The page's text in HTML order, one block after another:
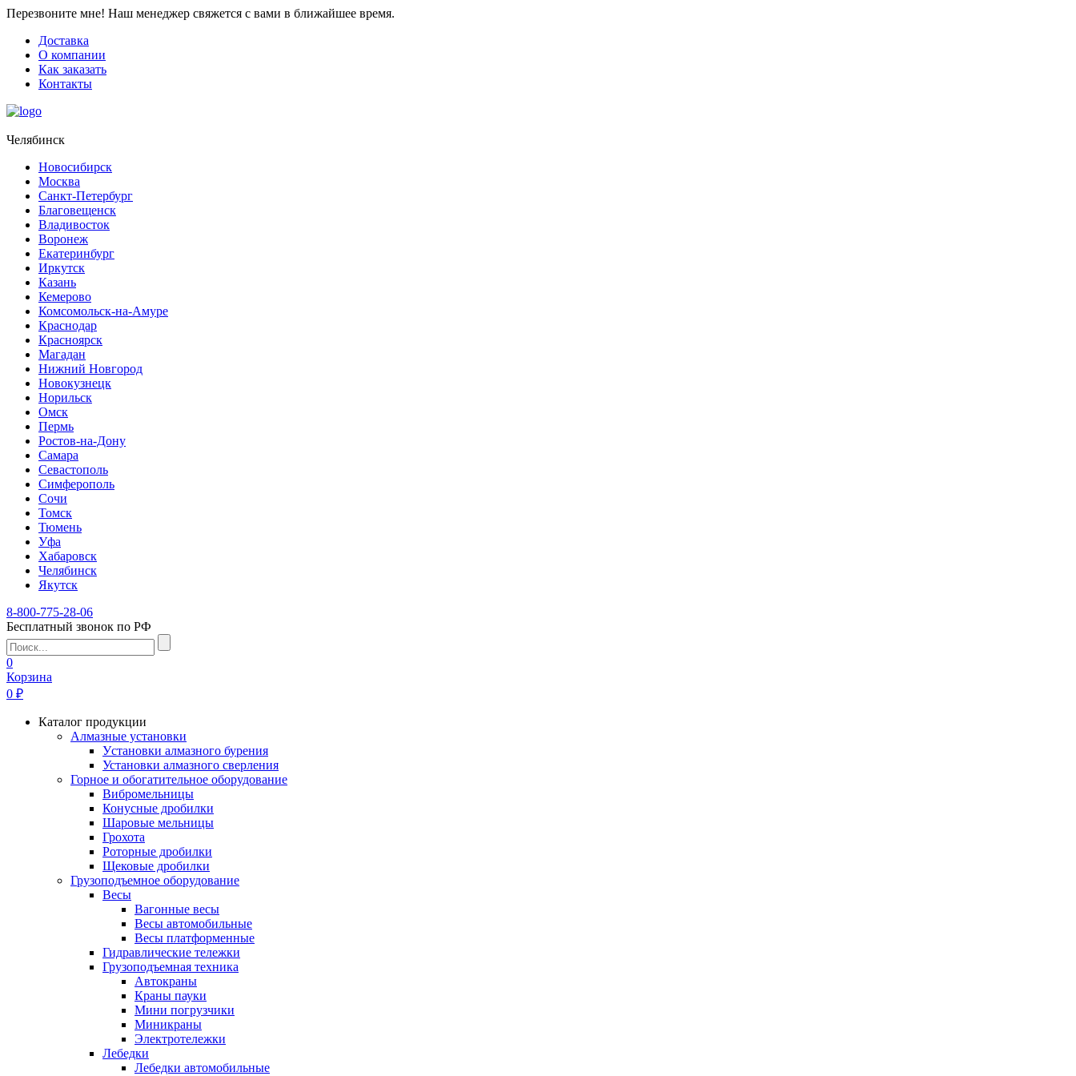
Перезвоните мне! Наш менеджер свяжется с вами в ближайшее время.
Доставка
О компании
Как заказать
Контакты
Челябинск
Новосибирск
Москва
Санкт-Петербург
Благовещенск
Владивосток
Воронеж
Екатеринбург
Иркутск
Казань
Кемерово
Комсомольск-на-Амуре
Краснодар
Красноярск
Магадан
Нижний Новгород
Новокузнецк
Норильск
Омск
Пермь
Ростов-на-Дону
Самара
Севастополь
Симферополь
Сочи
Томск
Тюмень
Уфа
Хабаровск
Челябинск
Якутск
8-800-775-28-06
Бесплатный звонок по РФ
0
Корзина
0 ₽
Каталог продукции
Алмазные установки
Уcтановки алмазного бурения
Установки алмазного сверления
Горное и обогатительное оборудование
Вибромельницы
Конусные дробилки
Шаровые мельницы
Грохота
Роторные дробилки
Щековые дробилки
Грузоподъемное оборудование
Весы
Вагонные весы
Весы автомобильные
Весы платформенные
Гидравлические тележки
Грузоподъемная техника
Автокраны
Краны пауки
Мини погрузчики
Миникраны
Электротележки
Лебедки
Лебедки автомобильные